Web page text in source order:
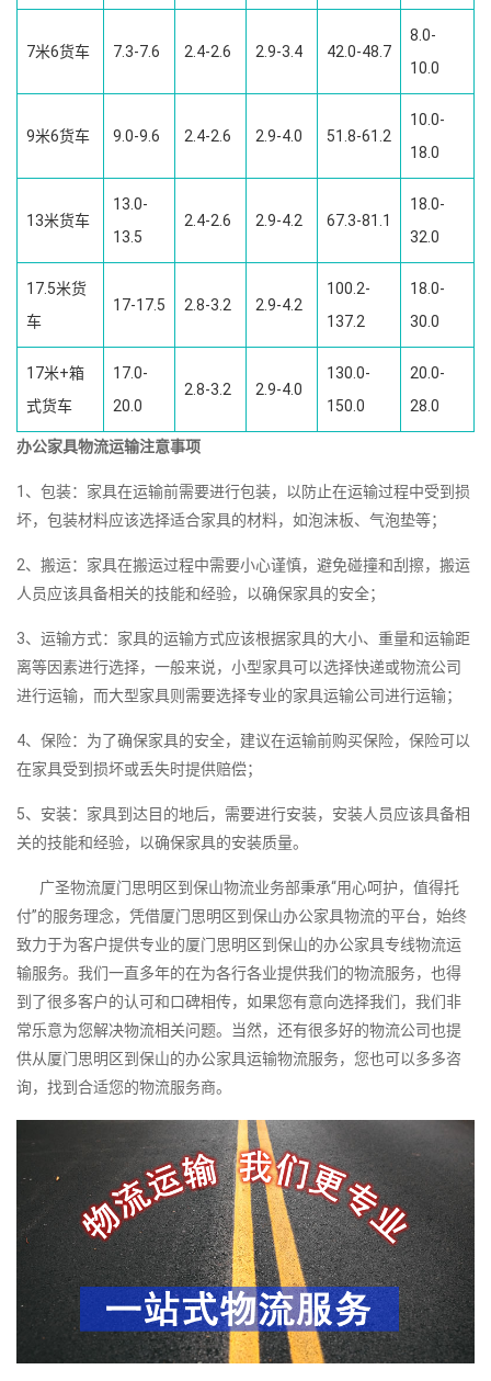
7米6货车 7.3-7.6 2.4-2.6 2.9-3.4 42.0-48.7
8.0-
10.0
9米6货车 9.0-9.6 2.4-2.6 2.9-4.0 51.8-61.2
10.0-
18.0
13米货车
13.0-
13.5
2.4-2.6 2.9-4.2 67.3-81.1
18.0-
32.0
17.5米货
车
17-17.5 2.8-3.2 2.9-4.2
100.2-
137.2
18.0-
30.0
17米+箱
式货车
17.0-
20.0
2.8-3.2 2.9-4.0
130.0-
150.0
20.0-
28.0
办公家具物流运输注意事项
1、包装：家具在运输前需要进行包装，以防止在运输过程中受到损
坏，包装材料应该选择适合家具的材料，如泡沫板、气泡垫等；
2、搬运：家具在搬运过程中需要小心谨慎，避免碰撞和刮擦，搬运
人员应该具备相关的技能和经验，以确保家具的安全；
3、运输方式：家具的运输方式应该根据家具的大小、重量和运输距
离等因素进行选择，一般来说，小型家具可以选择快递或物流公司
进行运输，而大型家具则需要选择专业的家具运输公司进行运输；
4、保险：为了确保家具的安全，建议在运输前购买保险，保险可以
在家具受到损坏或丢失时提供赔偿；
5、安装：家具到达目的地后，需要进行安装，安装人员应该具备相
关的技能和经验，以确保家具的安装质量。
广圣物流厦门思明区到保山物流业务部秉承“用心呵护，值得托
付”的服务理念，凭借厦门思明区到保山办公家具物流的平台，始终
致力于为客户提供专业的厦门思明区到保山的办公家具专线物流运
输服务。我们一直多年的在为各行各业提供我们的物流服务，也得
到了很多客户的认可和口碑相传，如果您有意向选择我们，我们非
常乐意为您解决物流相关问题。当然，还有很多好的物流公司也提
供从厦门思明区到保山的办公家具运输物流服务，您也可以多多咨
询，找到合适您的物流服务商。